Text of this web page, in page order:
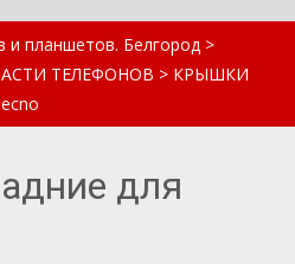
и планшетов. Белгород >
ТЕЛЕФОНОВ > КРЫШКИ
для